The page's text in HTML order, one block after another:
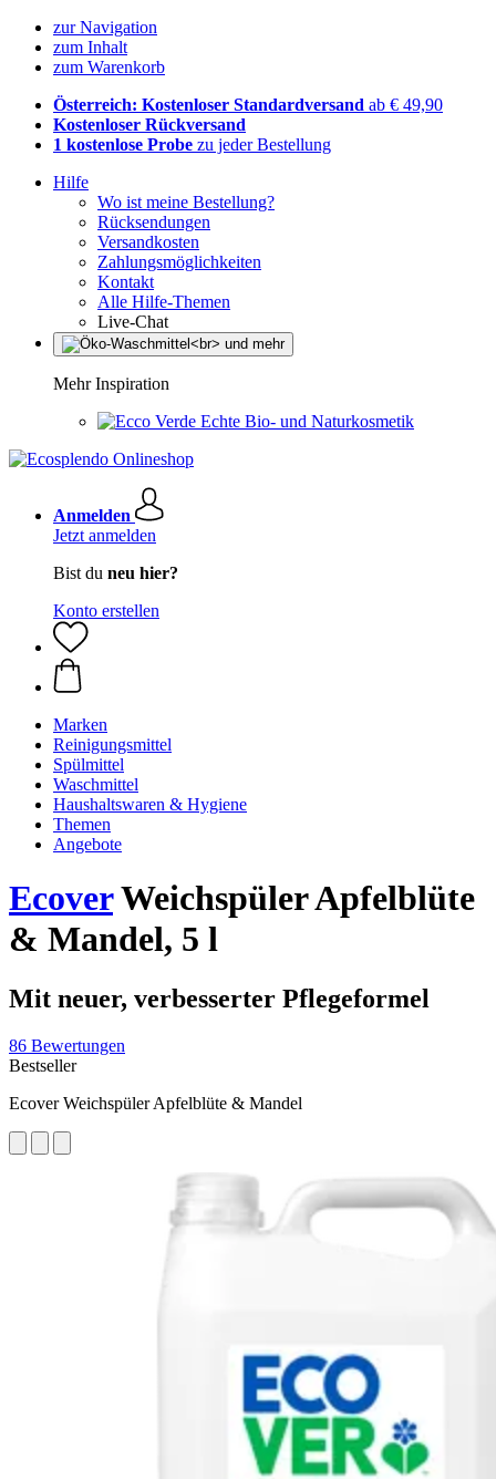
zur Navigation
zum Inhalt
zum Warenkorb
Österreich: Kostenloser Standardversand ab € 49,90
Kostenloser Rückversand
1 kostenlose Probe zu jeder Bestellung
Hilfe
Wo ist meine Bestellung?
Rücksendungen
Versandkosten
Zahlungsmöglichkeiten
Kontakt
Alle Hilfe-Themen
Live-Chat
Mehr Inspiration
Echte Bio- und Naturkosmetik
Anmelden
Jetzt anmelden
Bist du neu hier?
Konto erstellen
Marken
Reinigungsmittel
Spülmittel
Waschmittel
Haushaltswaren & Hygiene
Themen
Angebote
EcoverWeichspüler Apfelblüte
& Mandel, 5 l
Mit neuer, verbesserter Pflegeformel
86 Bewertungen
Bestseller
Ecover Weichspüler Apfelblüte & Mandel